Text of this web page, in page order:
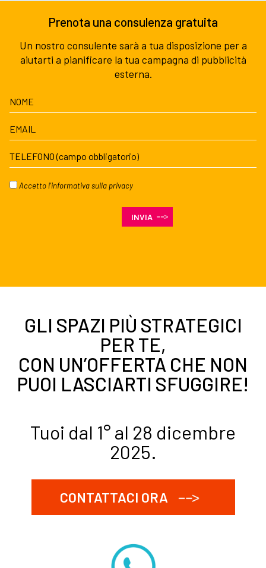
Prenota una consulenza gratuita
Un nostro consulente sarà a tua disposizione per a
aiutarti a pianificare la tua campagna di pubblicità
esterna.
Accetto l'informativa sulla privacy
GLI SPAZI PIÙ STRATEGICI
PER TE,
CON UN’OFFERTA CHE NON
PUOI LASCIARTI SFUGGIRE!
Tuoi dal 1° al 28 dicembre
2025.
CONTATTACI ORA